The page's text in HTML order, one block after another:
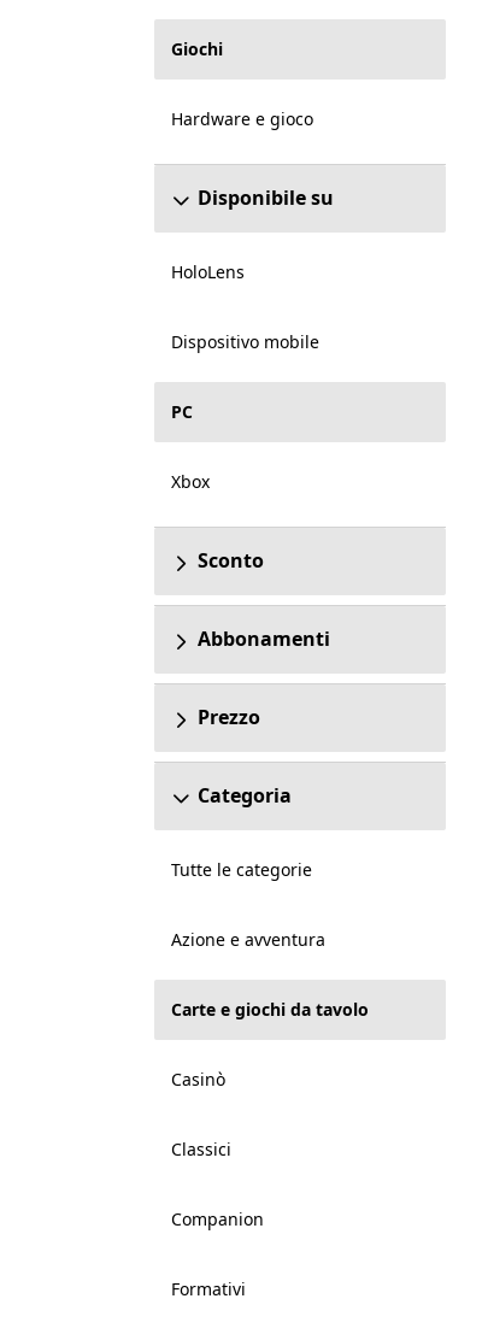
Giochi
Hardware e gioco
Disponibile su
HoloLens
Dispositivo mobile
PC
Xbox
Sconto
Abbonamenti
Prezzo
Categoria
Tutte le categorie
Azione e avventura
Carte e giochi da tavolo
Casinò
Classici
Companion
Formativi